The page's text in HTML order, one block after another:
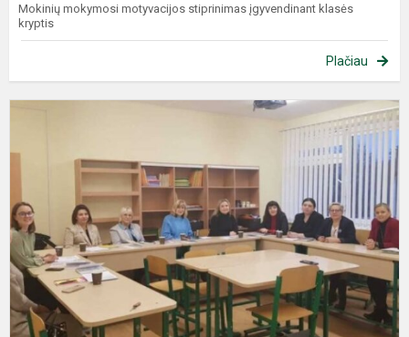
Mokinių mokymosi motyvacijos stiprinimas įgyvendinant klasės
kryptis
Plačiau